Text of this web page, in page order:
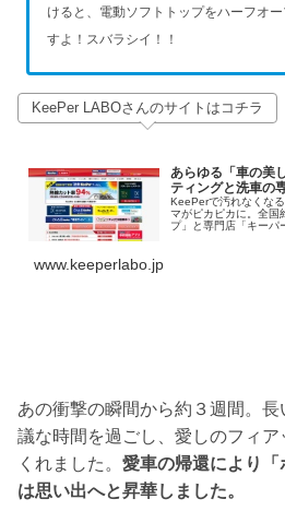
けると、電動ソフトトップをハーフオ
すよ！スバラシイ！！
KeePer LABOさんのサイトはコチラ
あらゆる「車の美
ティングと洗車の
KeePerで汚れなくな
マがピカピカに。全国
プ」と専門店「キーパ
www.keeperlabo.jp
あの衝撃の瞬間から約３週間。
議な時間を過ごし、愛しのフィ
くれました。 愛車の帰還により「
は思い出へと昇華しました。